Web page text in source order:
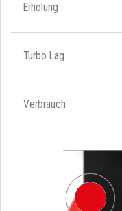
Erholung
Turbo Lag
Verbrauch